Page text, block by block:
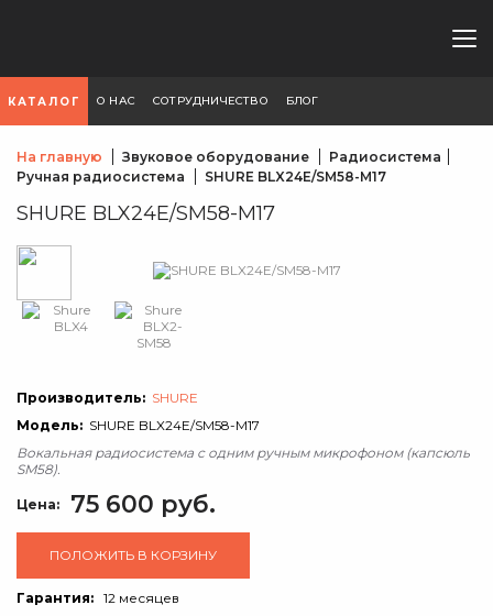
КАТАЛОГ О НАС СОТРУДНИЧЕСТВО БЛОГ
На главную Звуковое оборудование
Радиосистема
Ручная радиосистема
SHURE BLX24E/SM58-M17
SHURE BLX24E/SM58-M17
Производитель: SHURE
Модель: SHURE BLX24E/SM58-M17
Вокальная радиосистема с одним ручным микрофоном (капсюль
SM58).
Цена: 75 600 руб.
ПОЛОЖИТЬ В КОРЗИНУ
Гарантия: 12 месяцев